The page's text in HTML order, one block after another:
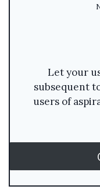
Let your
subsequent
users of